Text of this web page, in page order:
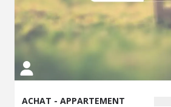
copropriété : 550 € par trimestre À
ACHAT - APPARTEMENT